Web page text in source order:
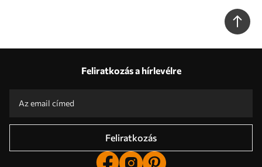
Feliratkozás a hírlevélre
Feliratkozás